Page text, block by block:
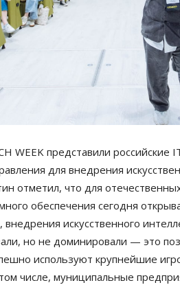
WEEK представили российские
для внедрения
отметил, что для
обеспечения сегодня
искусственного
но не доминировали — это
используют крупнейшие
числе, муниципальные